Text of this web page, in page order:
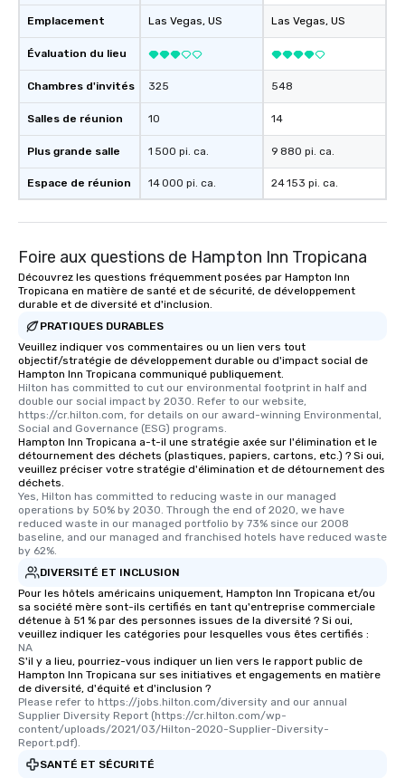
than desirable table. On our tours,
everyone is treated like a VIP with
a special warm welcome personally
from the restaurant chef. Menus can
be printed featuring your logo, too,
those Instagram moments you share.
For added ease, we can even arrange
transportation pick-up and drop-off,
experience, we can also arrange for
an evening helicopter ride over the
glittering lights of The Strip. A
Smacking Foodie Tours offers a way
to gather and dine that few have
experienced, and all are sure to
remember. Our one-of-a-kind tours
are special, from the first stop to the
last. It’s an experience that attendees
will reminisce about long after they
leave. Location, Location, Location
One of the best reasons to book is the
convenient and efficient way the
experience is designed. All
restaurants are within an easy
short stroll allows your group
members a chance to engage in prime
networking opportunities before
heading to the next place on your tour
itinerary. You Get a Dinner and a Show
Our tours offer an exquisite feast plus
entertainment. All tours include a
knowledgeable, professional guide
who leads the group on a walking tour,
offering engaging tidbits and
fascinating stories. Several other
Emplacement
Évaluation du lieu
Chambres d'invités
Salles de réunion
Plus grande salle
Espace de réunion
Las Vegas, US
325
10
1 500 pi. ca.
14 000 pi. ca.
Las Vegas, US
548
14
9 880 pi. ca.
24 153 pi. ca.
Foire aux questions de Hampton Inn Tropicana
Découvrez les questions fréquemment posées par Hampton Inn
Tropicana en matière de santé et de sécurité, de développement
durable et de diversité et d'inclusion.
PRATIQUES DURABLES
Veuillez indiquer vos commentaires ou un lien vers tout
objectif/stratégie de développement durable ou d'impact social de
Hampton Inn Tropicana communiqué publiquement.
Hilton has committed to cut our environmental footprint in half and
double our social impact by 2030. Refer to our website,
https://cr.hilton.com, for details on our award-winning Environmental,
Social and Governance (ESG) programs.
Hampton Inn Tropicana a-t-il une stratégie axée sur l'élimination et le
détournement des déchets (plastiques, papiers, cartons, etc.) ? Si oui,
veuillez préciser votre stratégie d'élimination et de détournement des
déchets.
Yes, Hilton has committed to reducing waste in our managed
operations by 50% by 2030. Through the end of 2020, we have
reduced waste in our managed portfolio by 73% since our 2008
baseline, and our managed and franchised hotels have reduced waste
by 62%.
DIVERSITÉ ET INCLUSION
Pour les hôtels américains uniquement, Hampton Inn Tropicana et/ou
sa société mère sont-ils certifiés en tant qu'entreprise commerciale
détenue à 51 % par des personnes issues de la diversité ? Si oui,
veuillez indiquer les catégories pour lesquelles vous êtes certifiés :
NA
S'il y a lieu, pourriez-vous indiquer un lien vers le rapport public de
Hampton Inn Tropicana sur ses initiatives et engagements en matière
de diversité, d'équité et d'inclusion ?
Please refer to https://jobs.hilton.com/diversity and our annual
Supplier Diversity Report (https://cr.hilton.com/wp-
content/uploads/2021/03/Hilton-2020-Supplier-Diversity-
Report.pdf).
SANTÉ ET SÉCURITÉ